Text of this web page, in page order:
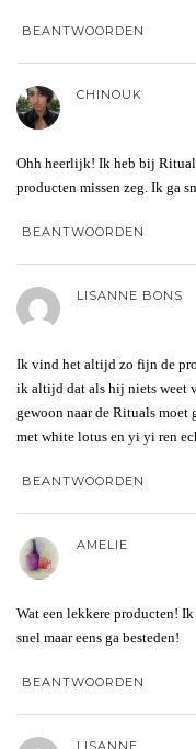
BEANTWOORDEN
CHINOUK
Ohh heerlijk! Ik heb bij
producten missen zeg. Ik ga
BEANTWOORDEN
LISANNE BONS
Ik vind het altijd zo fijn de
ik altijd dat als hij niets weet
gewoon naar de Rituals
met white lotus en yi yi ren
BEANTWOORDEN
AMELIE
Wat een lekkere producten!
snel maar eens ga besteden!
BEANTWOORDEN